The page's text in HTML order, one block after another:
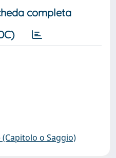
completa
o Saggio)